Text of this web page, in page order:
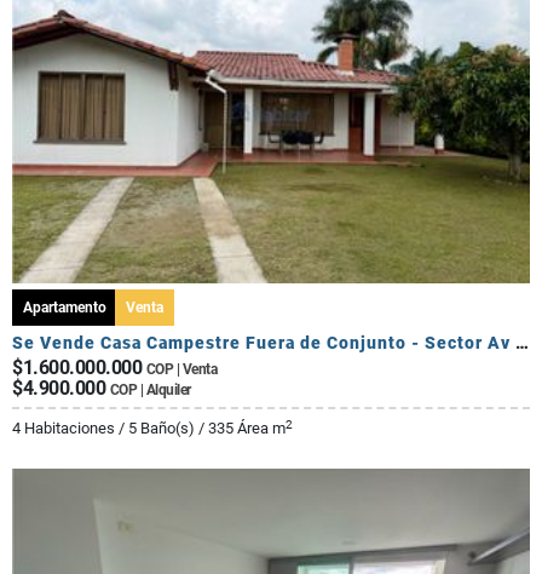
Apartamento Venta
Se Vende Casa Campestre Fuera de Conjunto - Sector Av Centenario
$1.600.000.000 COP | Venta
$4.900.000 COP | Alquiler
4 Habitaciones / 5 Baño(s) / 335 Área m2